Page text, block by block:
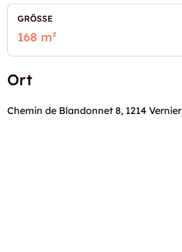
GRÖSSE
168 m²
Ort
Chemin de Blandonnet 8, 1214 Vernier